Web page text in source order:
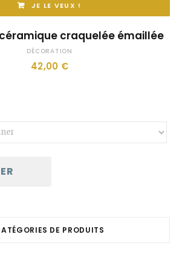
JE LE VEUX !
craquelée émaillée
DÉCORATION
42,00 €
DE PRODUITS